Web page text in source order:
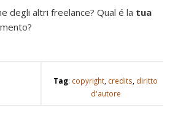
degli altri freelance? Qual é la tua
Tag: copyright, credits, diritto
d'autore